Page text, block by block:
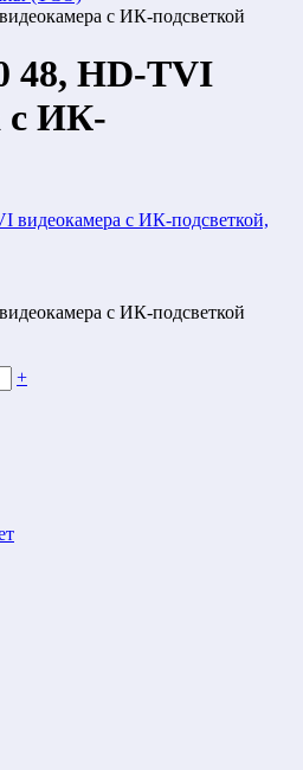
с ИК-подсветкой
48, HD-TVI
с ИК-
с ИК-подсветкой
+